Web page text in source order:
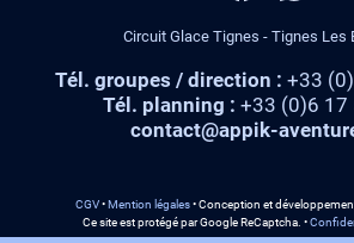
Circuit Glace Tignes - Tignes Les
Tél. groupes / direction : +33
Tél. planning : +33 (0)6 17
contact@appik-
CGV•Mention légales•Conception et
Ce site est protégé par Google ReCaptcha. •